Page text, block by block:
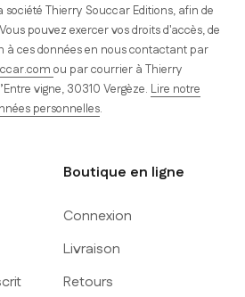
Thierry Souccar Editions, afin de
pouvez exercer vos droits d'accès, de
à ces données en nous contactant par
ou par courrier à Thierry
vigne, 30310 Vergèze. Lire notre
personnelles.
Boutique en ligne
Connexion
Livraison
Retours